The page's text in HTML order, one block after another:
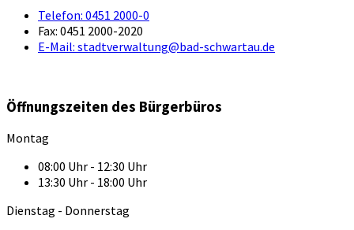
Telefon: 0451 2000-0
Fax: 0451 2000-2020
E-Mail: stadtverwaltung@bad-schwartau.de
Öffnungszeiten des Bürgerbüros
Montag
08:00 Uhr - 12:30 Uhr
13:30 Uhr - 18:00 Uhr
Dienstag - Donnerstag